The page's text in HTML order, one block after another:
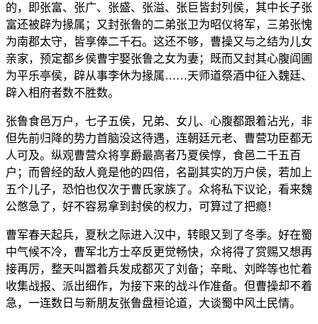
的，即张富、张广、张盛、张溢、张巨皆封列侯，其中长子张
富还被辟为掾属；又封张鲁的二弟张卫为昭仪将军，三弟张愧
为南郡太守，皆享俸二千石。这还不够，曹操又与之结为儿女
亲家，预定都乡侯曹宇娶张鲁之女为妻；既而又封其心腹阎圃
为平乐亭侯，辟从事李休为掾属……天师道祭酒中征入魏廷、
辟入相府者数不胜数。
张鲁食邑万户，七子五侯，兄弟、女儿、心腹都跟着沾光，非
但先前归降的势力首脑没这待遇，连朝廷元老、曹营功臣都无
人可及。纵观曹营众将享爵最高者乃夏侯惇，食邑二千五百
户；而曾经的敌人竟是他的四倍，名副其实的万户侯，若加上
五个儿子，恐怕也仅次于曹氏家族了。众将私下议论，看来魏
公憋急了，好不容易拿到封侯的权力，可算过了把瘾！
曹军春天起兵，夏秋之际进入汉中，转眼又到了冬季。好在蜀
中气候不冷，曹军北方士卒反更觉畅快，众将得了赏赐又想再
接再厉，整天叫嚣着兵发成都灭了刘备；辛毗、刘晔等也忙着
收集战报、派出细作，为接下来的战斗作准备。但曹操却不着
急，一连数日与新朋友张鲁盘桓论道，大谈蜀中风土民情。